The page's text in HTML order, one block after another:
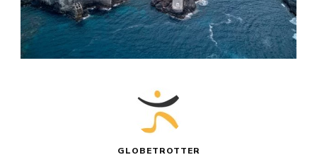
GLOBETROTTER